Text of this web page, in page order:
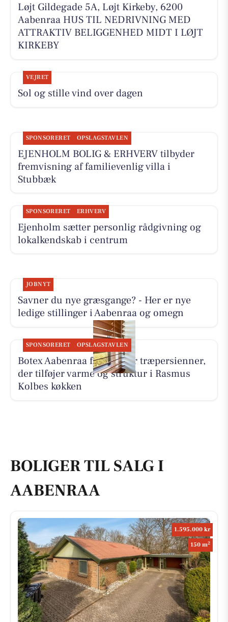
Løjt Gildegade 5A, Løjt Kirkeby, 6200
Aabenraa HUS TIL NEDRIVNING MED
ATTRAKTIV BELIGGENHED MIDT I LØJT
KIRKEBY
VEJRET
Sol og stille vind over dagen
SPONSORERET OPSLAGSTAVLEN
EJENHOLM BOLIG & ERHVERV tilbyder
fremvisning af familievenlig villa i
Stubbæk
SPONSORERET ERHVERV
Ejenholm sætter personlig rådgivning og
lokalkendskab i centrum
JOBNYT
Savner du nye græsgange? - Her er nye
ledige stillinger i Aabenraa og omegn
SPONSORERET OPSLAGSTAVLEN
Botex Aabenraa fremhæver træpersienner,
der tilføjer varme og struktur i Rasmus
Kolbes køkken
BOLIGER TIL SALG I
AABENRAA
1.595.000 kr
150 m2